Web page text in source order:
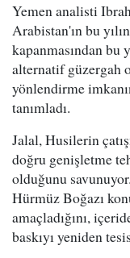
Yemen analisti
Arabistan'ın bu
kapanmasından bu
alternatif güzergah
yönlendirme
tanımladı.
Jalal, Husilerin
doğru genişletme
olduğunu
Hürmüz Boğazı
amaçladığını,
baskıyı yeniden